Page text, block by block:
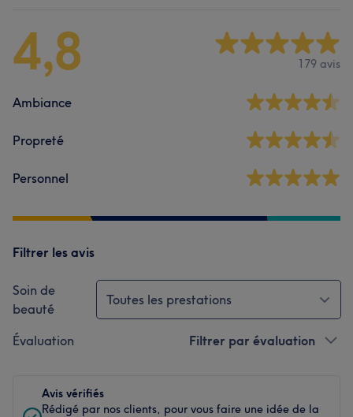
4,8 179 avis
Ambiance
Propreté
Personnel
Filtrer les avis
Soin de
beauté
Toutes les prestations
Évaluation Filtrer par évaluation
Avis vérifiés
Rédigé par nos clients, pour vous faire une idée de la